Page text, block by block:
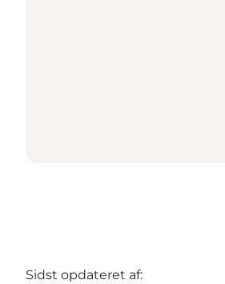
Sidst opdateret af: